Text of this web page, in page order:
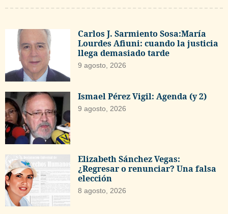
Carlos J. Sarmiento Sosa:María
Lourdes Afiuni: cuando la justicia
llega demasiado tarde
9 agosto, 2026
Ismael Pérez Vigil: Agenda (y 2)
9 agosto, 2026
Elizabeth Sánchez Vegas:
¿Regresar o renunciar? Una falsa
elección
8 agosto, 2026